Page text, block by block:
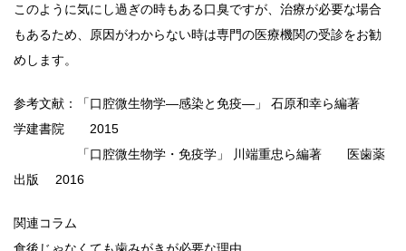
このように気にし過ぎの時もある口臭ですが、治療が必要な場合
もあるため、原因がわからない時は専門の医療機関の受診をお勧
めします。
参考文献：「口腔微生物学―感染と免疫―」 石原和幸ら編著
学建書院 2015
「口腔微生物学・免疫学」 川端重忠ら編著 医歯薬
出版 2016
関連コラム